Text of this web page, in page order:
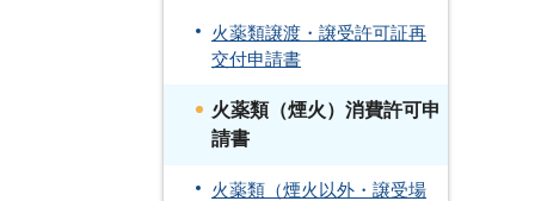
火薬類譲渡・譲受許可証再
交付申請書
火薬類（煙火）消費許可申
請書
火薬類（煙火以外・譲受場